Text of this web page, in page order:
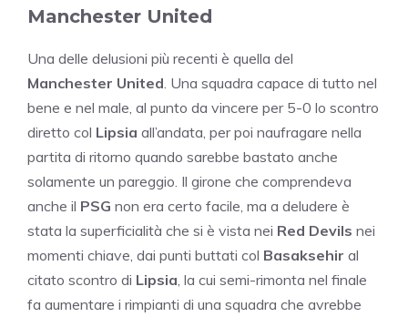
Manchester United
Una delle delusioni più recenti è quella del
Manchester United. Una squadra capace di tutto nel
bene e nel male, al punto da vincere per 5-0 lo scontro
diretto col Lipsia all’andata, per poi naufragare nella
partita di ritorno quando sarebbe bastato anche
solamente un pareggio. Il girone che comprendeva
anche il PSG non era certo facile, ma a deludere è
stata la superficialità che si è vista nei Red Devils nei
momenti chiave, dai punti buttati col Basaksehir al
citato scontro di Lipsia, la cui semi-rimonta nel finale
fa aumentare i rimpianti di una squadra che avrebbe